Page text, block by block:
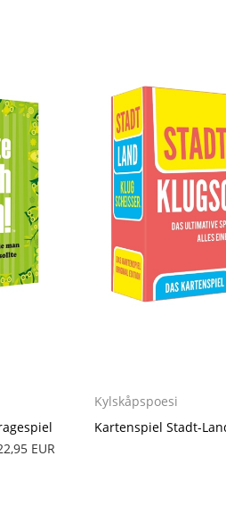
EUR
Kylskåpspoesi
Kartenspiel Stadt-